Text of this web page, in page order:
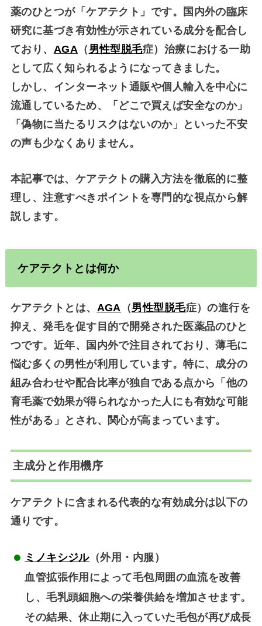
薬のひとつが「ケアテクト」です。国内外の臨床
研究に基づき有効性が示されている成分を配合し
ており、 AGA （ 男性型脱毛症）治療における一助
として広く知られるようになってきました。
しかし、インターネット通販や個人輸入を中心に
流通しているため、「どこで買えば安全なのか」
「偽物に当たるリスクはないのか」といった不安
の声も少なくありません。
本記事では、ケアテクトの購入方法を徹底的に整
理し、注意すべきポイントを専門的な視点から解
説します。
ケアテクトとは何か
ケアテクトとは、 AGA （男性型脱毛症）の進行を
抑え、発毛を促す目的で開発された医薬品のひと
つです。近年、国内外で注目されており、薄毛に
悩む多くの男性が利用しています。特に、成分の
組み合わせや配合比率が独自である点から「他の
育毛薬で効果が得られなかった人にも有効な可能
性がある」とされ、関心が高まっています。
主成分と作用機序
ケアテクトに含まれる代表的な有効成分は以下の
通りです。
ミノキシジル（外用・内服）
血管拡張作用によって毛包周囲の血流を改善
し、毛乳頭細胞への栄養供給を増加させます。
その結果、休止期に入っていた毛包が再び成長